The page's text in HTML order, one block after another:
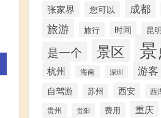
张家界 您可以 成都
旅游 旅行 时间 昆明
是一个 景区
杭州 海南 深圳 游客
自驾游
苏州 西安 西
贵州 贵阳 费用 重庆